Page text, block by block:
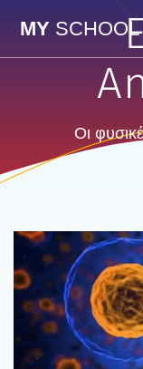
MY SCHOOL
Οι